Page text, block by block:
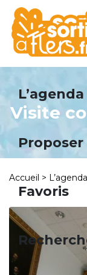
Favoris
Visite
Accueil > L’agenda
Panneau de